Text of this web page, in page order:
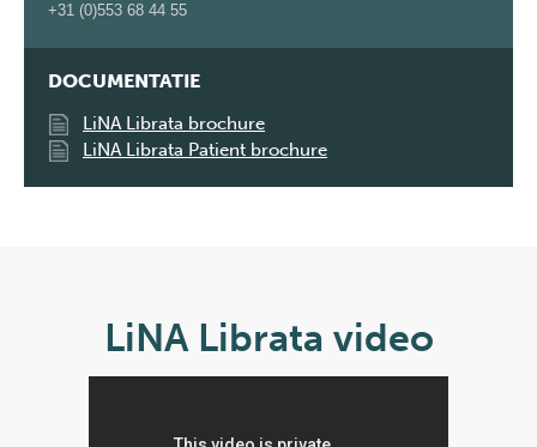
+31 (0)553 68 44 55
DOCUMENTATIE
LiNA Librata brochure
LiNA Librata Patient brochure
LiNA Librata video